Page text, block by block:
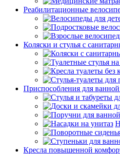
Реабилитационные
Коляски и стулья с
Приспособления для
Кресла повышенной